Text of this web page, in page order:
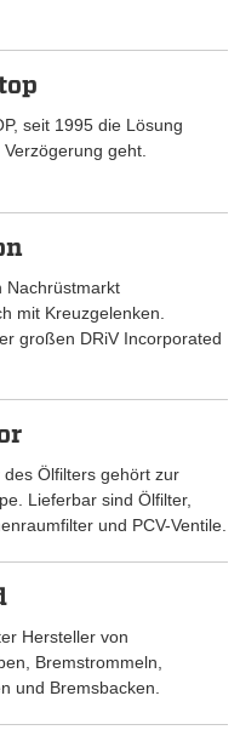
seit 1995 die Lösung
geht.
Nachrüstmarkt
mit Kreuzgelenken.
großen DRiV Incorporated
des Ölfilters gehört zur
Lieferbar sind Ölfilter,
und PCV-Ventile.
Hersteller von
Bremstrommeln,
und Bremsbacken.